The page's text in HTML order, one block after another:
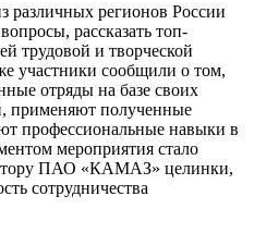
различных регионов России
рассказать топ-
трудовой и творческой
участники сообщили о том,
отряды на базе своих
применяют полученные
профессиональные навыки в
мероприятия стало
ПАО «КАМАЗ» целинки,
сотрудничества